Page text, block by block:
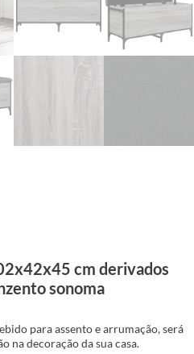
cm derivados
sonoma
para assento e arrumação, será
na decoração da sua casa.